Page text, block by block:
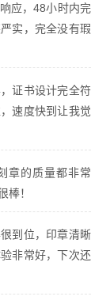
应，48小时内完
实，完全没有瑕
证书设计完全符
速度快到让我觉
章的质量都非常
棒！
到位，印章清晰
非常好，下次还